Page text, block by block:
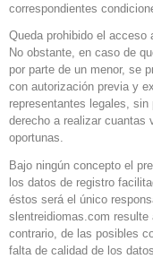
correspondientes
Queda prohibido el acceso
No obstante, en caso de
por parte de un menor, se
con autorización previa y
representantes legales,
derecho a realizar cuantas
oportunas.
Bajo ningún concepto el
los datos de registro
éstos será el único
slentreidiomas.com
contrario, de las posibles
falta de calidad de los